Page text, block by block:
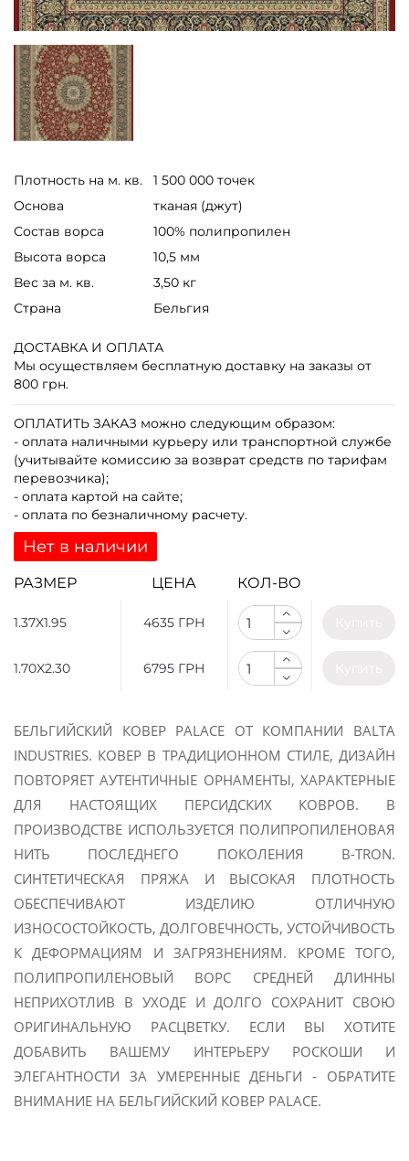
Плотность на м. кв.
1 500 000 точек
Основа
тканая (джут)
Состав ворса
100% полипропилен
Высота ворса
10,5 мм
Вес за м. кв.
3,50 кг
Страна
Бельгия
ДОСТАВКА И ОПЛАТА
Мы осуществляем бесплатную доставку на заказы от
800 грн.
ОПЛАТИТЬ ЗАКАЗ можно следующим образом:
- оплата наличными курьеру или транспортной службе
(учитывайте комиссию за возврат средств по тарифам
перевозчика);
- оплата картой на сайте;
- оплата по безналичному расчету.
Нет в наличии
РАЗМЕР ЦЕНА КОЛ-ВО
1.37X1.95 4635 ГРН
1.70X2.30 6795 ГРН
БЕЛЬГИЙСКИЙ КОВЕР PALACE ОТ КОМПАНИИ BALTA
INDUSTRIES. КОВЕР В ТРАДИЦИОННОМ СТИЛЕ, ДИЗАЙН
ПОВТОРЯЕТ АУТЕНТИЧНЫЕ ОРНАМЕНТЫ, ХАРАКТЕРНЫЕ
ДЛЯ НАСТОЯЩИХ ПЕРСИДСКИХ КОВРОВ. В
ПРОИЗВОДСТВЕ ИСПОЛЬЗУЕТСЯ ПОЛИПРОПИЛЕНОВАЯ
НИТЬ ПОСЛЕДНЕГО ПОКОЛЕНИЯ B-TRON.
СИНТЕТИЧЕСКАЯ ПРЯЖА И ВЫСОКАЯ ПЛОТНОСТЬ
ОБЕСПЕЧИВАЮТ ИЗДЕЛИЮ ОТЛИЧНУЮ
ИЗНОСОСТОЙКОСТЬ, ДОЛГОВЕЧНОСТЬ, УСТОЙЧИВОСТЬ
К ДЕФОРМАЦИЯМ И ЗАГРЯЗНЕНИЯМ. КРОМЕ ТОГО,
ПОЛИПРОПИЛЕНОВЫЙ ВОРС СРЕДНЕЙ ДЛИННЫ
НЕПРИХОТЛИВ В УХОДЕ И ДОЛГО СОХРАНИТ СВОЮ
ОРИГИНАЛЬНУЮ РАСЦВЕТКУ. ЕСЛИ ВЫ ХОТИТЕ
ДОБАВИТЬ ВАШЕМУ ИНТЕРЬЕРУ РОСКОШИ И
ЭЛЕГАНТНОСТИ ЗА УМЕРЕННЫЕ ДЕНЬГИ - ОБРАТИТЕ
ВНИМАНИЕ НА БЕЛЬГИЙСКИЙ КОВЕР PALACE.